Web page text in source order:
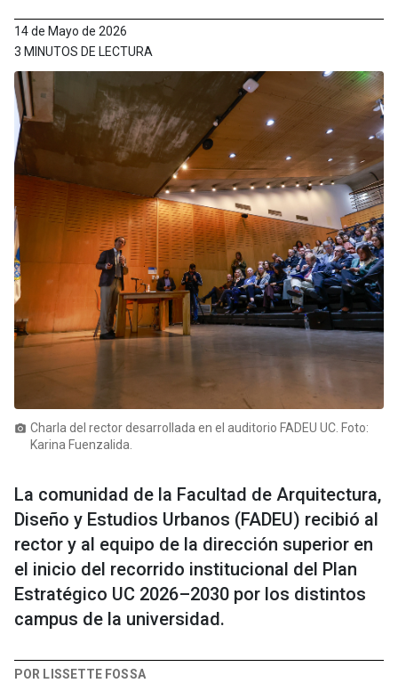
14 de Mayo de 2026
3 MINUTOS DE LECTURA
photo_camera Charla del rector desarrollada en el auditorio FADEU UC. Foto:
Karina Fuenzalida.
La comunidad de la Facultad de Arquitectura,
Diseño y Estudios Urbanos (FADEU) recibió al
rector y al equipo de la dirección superior en
el inicio del recorrido institucional del Plan
Estratégico UC 2026–2030 por los distintos
campus de la universidad.
POR LISSETTE FOSSA